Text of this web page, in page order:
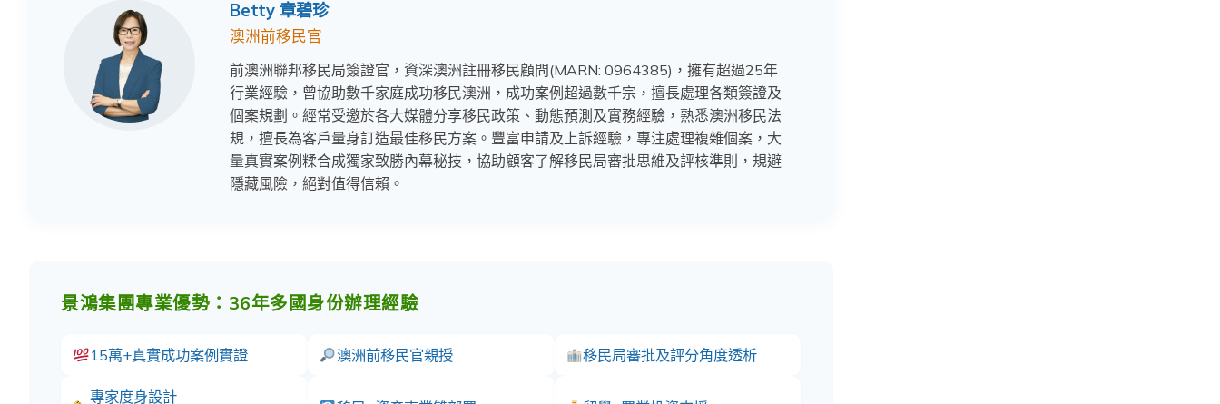
Betty 章碧珍
澳洲前移民官
前澳洲聯邦移民局簽證官，資深澳洲註冊移民顧問(MARN: 0964385)，擁有超過25年
行業經驗，曾協助數千家庭成功移民澳洲，成功案例超過數千宗，擅長處理各類簽證及
個案規劃。經常受邀於各大媒體分享移民政策、動態預測及實務經驗，熟悉澳洲移民法
規，擅長為客戶量身訂造最佳移民方案。豐富申請及上訴經驗，專注處理複雜個案，大
量真實案例糅合成獨家致勝內幕秘技，協助顧客了解移民局審批思維及評核準則，規避
隱藏風險，絕對值得信賴。
景鴻集團專業優勢：36年多國身份辦理經驗
15萬+真實成功案例實證 澳洲前移民官親授 移民局審批及評分角度透析
專家度身設計